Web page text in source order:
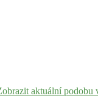
aktuální podobu